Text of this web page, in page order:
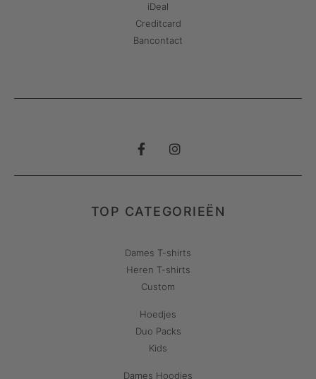
iDeal
Creditcard
Bancontact
TOP CATEGORIEËN
Dames T-shirts
Heren T-shirts
Custom
Hoedjes
Duo Packs
Kids
Dames Hoodies